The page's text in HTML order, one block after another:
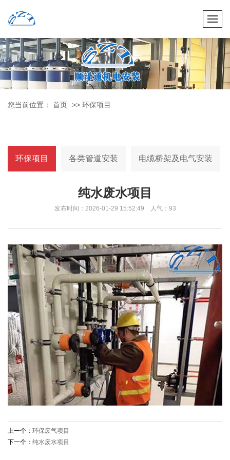
您当前位置： 首页 >> 环保项目
环保项目 各类管道安装 电缆桥架及电气安装
纯水废水项目
发布时间： 2026-01-29 15:52:49 人气：93
上一个： 环保废气项目
下一个： 纯水废水项目